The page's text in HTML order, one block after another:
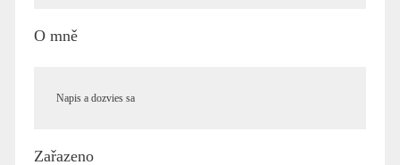
O mně
Napis a dozvies sa
Zařazeno